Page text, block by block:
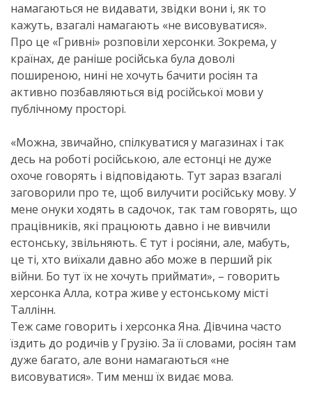
намагаються не видавати, звідки вони і, як то
кажуть, взагалі намагають «не висовуватися».
Про це «Гривні» розповіли херсонки. Зокрема, у
країнах, де раніше російська була доволі
поширеною, нині не хочуть бачити росіян та
активно позбавляються від російської мови у
публічному просторі.
«Можна, звичайно, спілкуватися у магазинах і так
десь на роботі російською, але естонці не дуже
охоче говорять і відповідають. Тут зараз взагалі
заговорили про те, щоб вилучити російську мову. У
мене онуки ходять в садочок, так там говорять, що
працівників, які працюють давно і не вивчили
естонську, звільняють. Є тут і росіяни, але, мабуть,
це ті, хто виїхали давно або може в перший рік
війни. Бо тут їх не хочуть приймати», – говорить
херсонка Алла, котра живе у естонському місті
Таллінн.
Теж саме говорить і херсонка Яна. Дівчина часто
їздить до родичів у Грузію. За її словами, росіян там
дуже багато, але вони намагаються «не
висовуватися». Тим менш їх видає мова.